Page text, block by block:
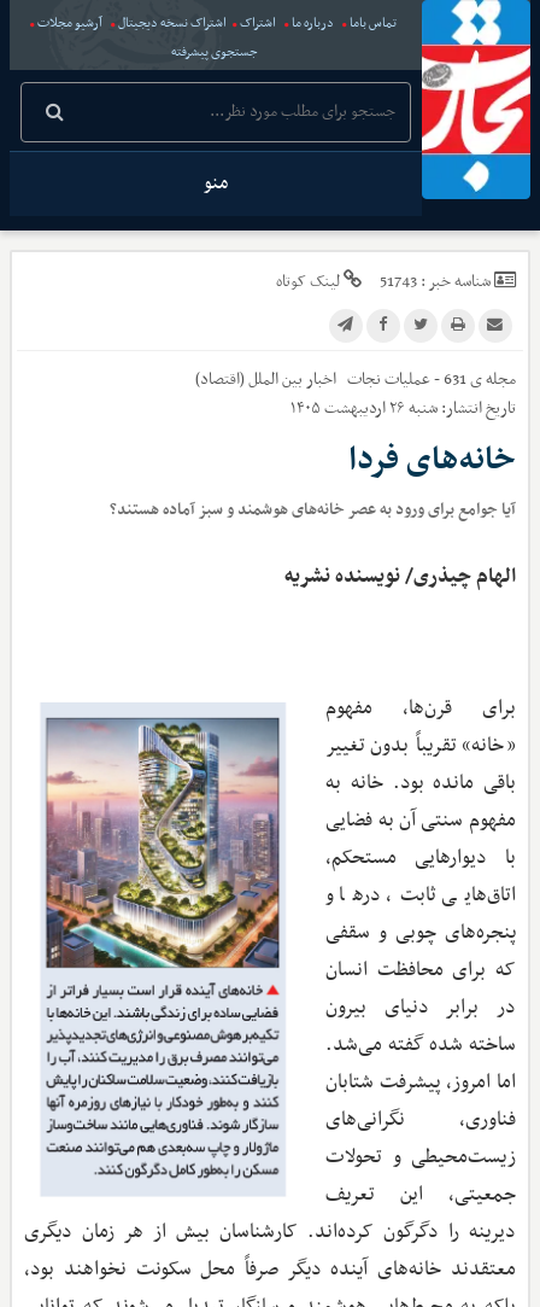
تماس باما درباره ما اشتراک اشتراک نسخه دیجیتال
آرشیو مجلات
جستجوی پیشرفته
منو
شناسه خبر :51743 لینک کوتاه
مجله ی 631 - عملیات نجات اخباربین الملل (اقتصاد)
تاریخ انتشار:شنبه ۲۶ اردیبهشت ۱۴۰۵
خانه‌های فردا
آیا جوامع برای ورود به عصر خانه‌های هوشمند و سبز آماده هستند؟
الهام چیذری/ نویسنده نشریه
برای قرن‌ها، مفهوم
«خانه» تقریباً بدون تغییر
باقی مانده بود. خانه به
مفهوم سنتی آن به فضایی
با دیوارهایی مستحکم،
اتاق‌هایی ثابت، درها و
پنجره‌های چوبی و سقفی
که برای محافظت انسان
در برابر دنیای بیرون
ساخته شده گفته می‌شد.
اما امروز، پیشرفت شتابان
فناوری، نگرانی‌های
زیست‌محیطی و تحولات
جمعیتی، این تعریف
دیرینه را دگرگون کرده‌اند. کارشناسان بیش از هر زمان دیگری
معتقدند خانه‌های آینده دیگر صرفاً محل سکونت نخواهند بود،